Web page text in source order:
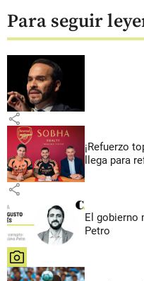
Para seguir
share
¡Refuerzo
llega para
share
El gobierno
Petro
share